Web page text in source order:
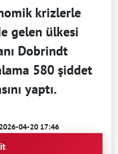
krizlerle
gelen ülkesi
Dobrindt
580 şiddet
yaptı.
04-20 17:46